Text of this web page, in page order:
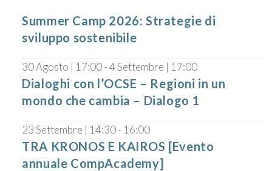
Summer Camp 2026: Strategie di
sviluppo sostenibile
30 Agosto | 17:00-4 Settembre | 17:00
Dialoghi con l’OCSE – Regioni in un
mondo che cambia – Dialogo 1
23 Settembre | 14:30- 16:00
TRA KRONOS E KAIROS [Evento
annuale CompAcademy]